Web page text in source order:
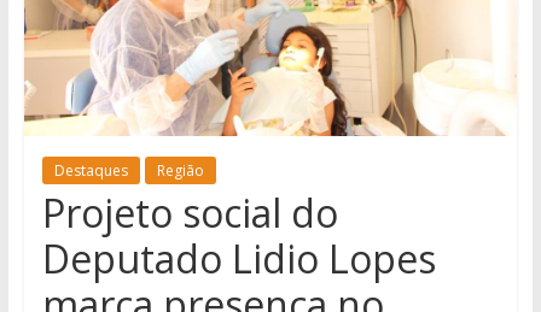
notícias
de
Iguatemi
e
região.
Destaques Região
Projeto social do
Deputado Lidio Lopes